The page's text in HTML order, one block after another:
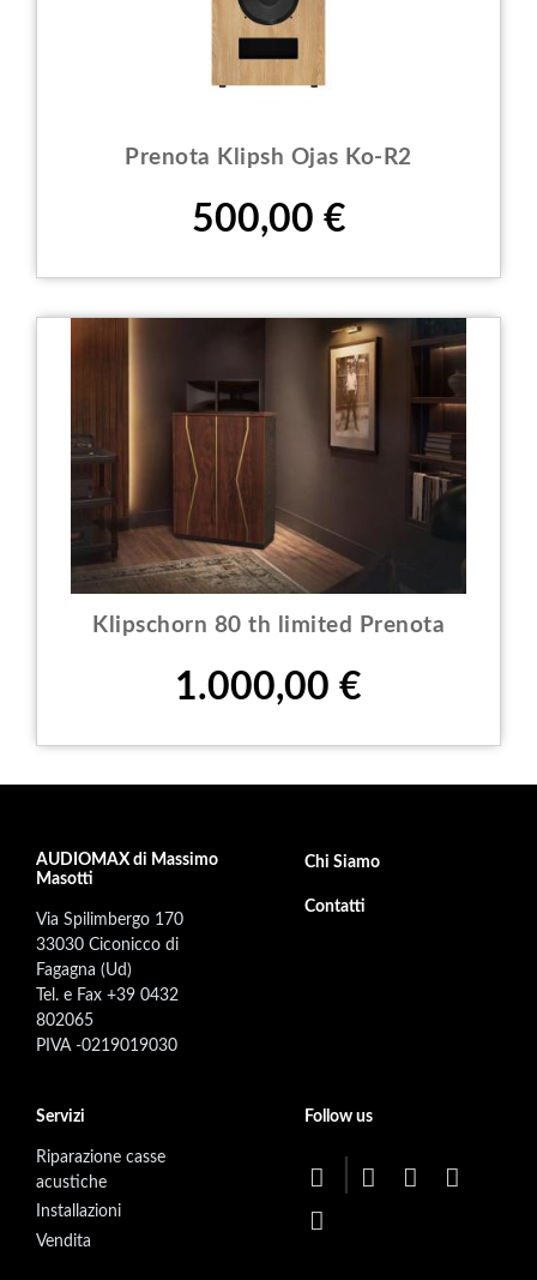
Prenota Klipsh Ojas Ko-R2
Prezzo
500,00 €
Klipschorn 80 th limited Prenota
Prezzo
1.000,00 €
AUDIOMAX di Massimo
Masotti
Via Spilimbergo 170
33030 Ciconicco di
Fagagna (Ud)
Tel. e Fax +39 0432
802065
PIVA -0219019030
Footer secondary menu
Chi Siamo
Contatti
Servizi
Riparazione casse
acustiche
Installazioni
Vendita
Follow us